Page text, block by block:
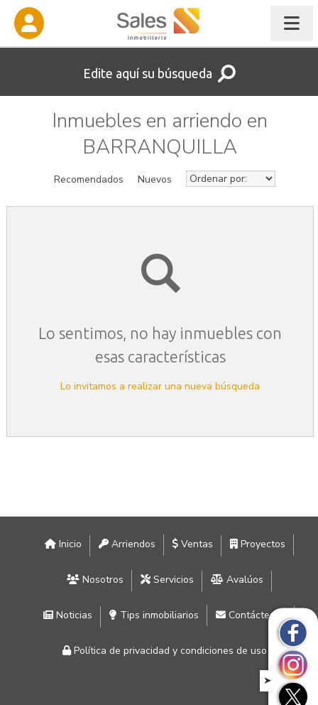
Edite aquí su búsqueda
Inmuebles en arriendo en
BARRANQUILLA
Recomendados Nuevos
Lo sentimos, no hay inmuebles con
esas características
Lo invitamos a realizar una nueva búsqueda
Inicio Arriendos Ventas Proyectos
Nosotros Servicios Avalúos
Noticias Tips inmobiliarios Contáctenos
Política de privacidad y condiciones de uso
➤